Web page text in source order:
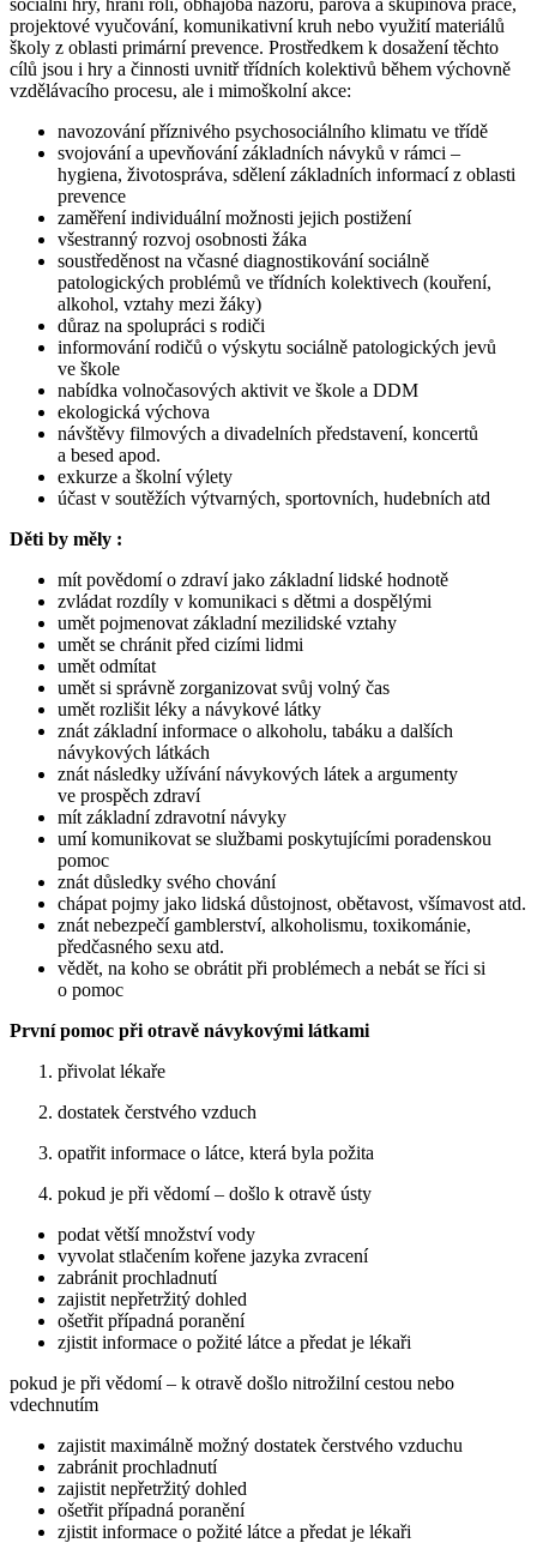
projektové vyučování, komunikativní kruh nebo využití materiálů
školy z oblasti primární prevence. Prostředkem k dosažení těchto
cílů jsou i hry a činnosti uvnitř třídních kolektivů během výchovně
vzdělávacího procesu, ale i mimoškolní akce:
navozování příznivého psychosociálního klimatu ve třídě
svojování a upevňování základních návyků v rámci –
hygiena, životospráva, sdělení základních informací z oblasti
prevence
zaměření individuální možnosti jejich postižení
všestranný rozvoj osobnosti žáka
soustředěnost na včasné diagnostikování sociálně
patologických problémů ve třídních kolektivech (kouření,
alkohol, vztahy mezi žáky)
důraz na spolupráci s rodiči
informování rodičů o výskytu sociálně patologických jevů
ve škole
nabídka volnočasových aktivit ve škole a DDM
ekologická výchova
návštěvy filmových a divadelních představení, koncertů
a besed apod.
exkurze a školní výlety
účast v soutěžích výtvarných, sportovních, hudebních atd
Děti by měly :
mít povědomí o zdraví jako základní lidské hodnotě
zvládat rozdíly v komunikaci s dětmi a dospělými
umět pojmenovat základní mezilidské vztahy
umět se chránit před cizími lidmi
umět odmítat
umět si správně zorganizovat svůj volný čas
umět rozlišit léky a návykové látky
znát základní informace o alkoholu, tabáku a dalších
návykových látkách
znát následky užívání návykových látek a argumenty
ve prospěch zdraví
mít základní zdravotní návyky
umí komunikovat se službami poskytujícími poradenskou
pomoc
znát důsledky svého chování
chápat pojmy jako lidská důstojnost, obětavost, všímavost atd.
znát nebezpečí gamblerství, alkoholismu, toxikománie,
předčasného sexu atd.
vědět, na koho se obrátit při problémech a nebát se říci si
o pomoc
První pomoc při otravě návykovými látkami
přivolat lékaře
dostatek čerstvého vzduch
opatřit informace o látce, která byla požita
pokud je při vědomí – došlo k otravě ústy
podat větší množství vody
vyvolat stlačením kořene jazyka zvracení
zabránit prochladnutí
zajistit nepřetržitý dohled
ošetřit případná poranění
zjistit informace o požité látce a předat je lékaři
pokud je při vědomí – k otravě došlo nitrožilní cestou nebo
vdechnutím
zajistit maximálně možný dostatek čerstvého vzduchu
zabránit prochladnutí
zajistit nepřetržitý dohled
ošetřit případná poranění
zjistit informace o požité látce a předat je lékaři